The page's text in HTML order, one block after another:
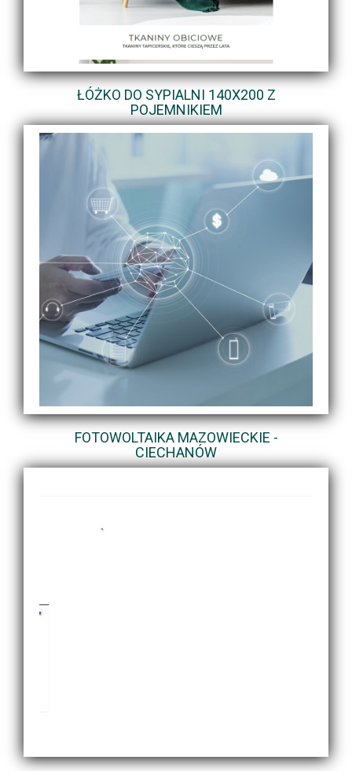
ŁÓŻKO DO SYPIALNI 140X200 Z
POJEMNIKIEM
FOTOWOLTAIKA MAZOWIECKIE -
CIECHANÓW